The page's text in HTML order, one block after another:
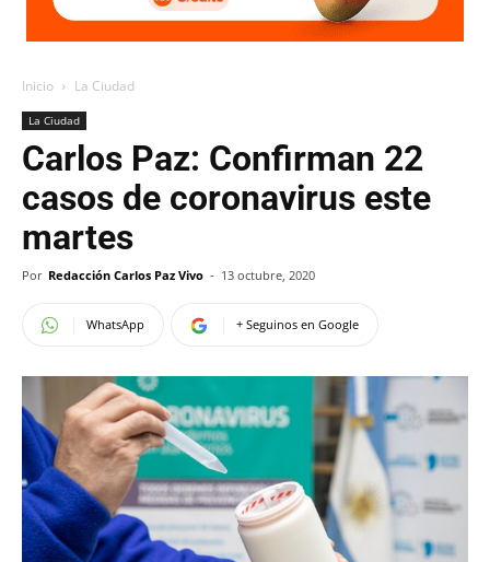
Inicio La Ciudad
La Ciudad
Carlos Paz: Confirman 22
casos de coronavirus este
martes
Por Redacción Carlos Paz Vivo - 13 octubre, 2020
WhatsApp + Seguinos en Google